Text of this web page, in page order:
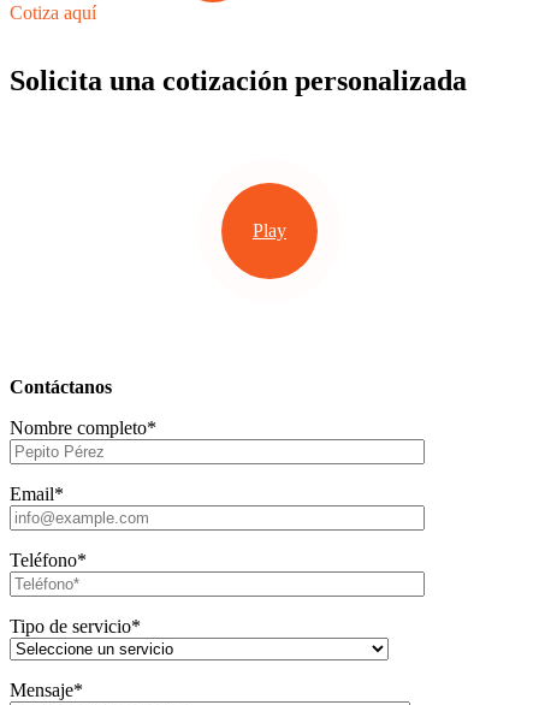
Cotiza aquí
Solicita una cotización personalizada
Play
Contáctanos
Nombre completo*
Email*
Teléfono*
Tipo de servicio*
Mensaje*